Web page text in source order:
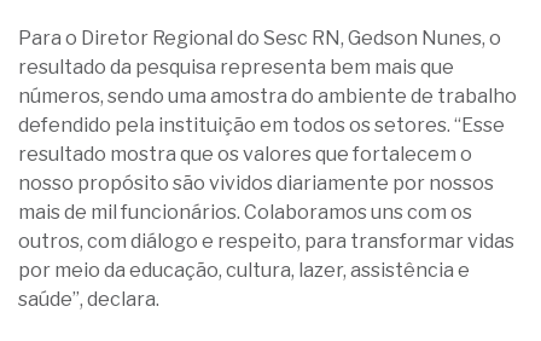
Para o Diretor Regional do Sesc RN, Gedson Nunes, o
resultado da pesquisa representa bem mais que
números, sendo uma amostra do ambiente de trabalho
defendido pela instituição em todos os setores. “Esse
resultado mostra que os valores que fortalecem o
nosso propósito são vividos diariamente por nossos
mais de mil funcionários. Colaboramos uns com os
outros, com diálogo e respeito, para transformar vidas
por meio da educação, cultura, lazer, assistência e
saúde”, declara.